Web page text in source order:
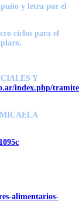
y letra por el
ciclos para el
Y
index.php/
MICAELA
alimentarios-